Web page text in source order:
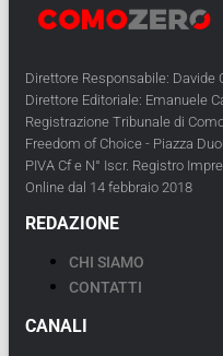
Direttore Responsabile: Davide
Direttore Editoriale: Emanuele
Registrazione Tribunale di
Freedom of Choice - Piazza
PIVA Cf e N° Iscr. Registro
Online dal 14 febbraio 2018
REDAZIONE
CHI SIAMO
CONTATTI
CANALI